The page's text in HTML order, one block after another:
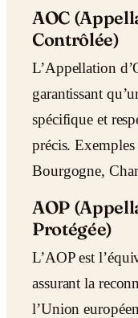
AOC
Contrôlée)
L’Appellation
garantissant
spécifique et
précis.
Bourgogne,
AOP
Protégée)
L’AOP est
assurant la
l’Union